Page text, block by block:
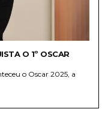
O 1º OSCAR
o Oscar 2025, a